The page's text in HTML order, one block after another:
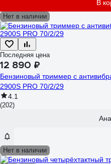
В
Нет в наличии
Последняя цена
12 890 ₽
Бензиновый триммер с
2900S PRO 70/2/29
4.1
(202)
Нет в наличии